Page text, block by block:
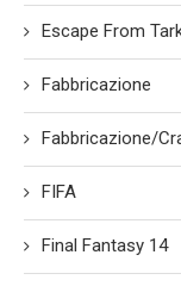
Escape From
Fabbricazione
Fabbricazione/
FIFA
Final Fantasy 14